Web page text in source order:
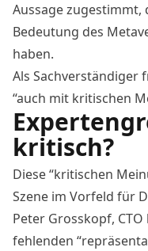
Aussage zugestimmt,
Bedeutung des
haben.
Als Sachverständiger
“auch mit kritischen
kritisch?
Diese “kritischen
Szene im Vorfeld für
Peter Grosskopf,
fehlenden